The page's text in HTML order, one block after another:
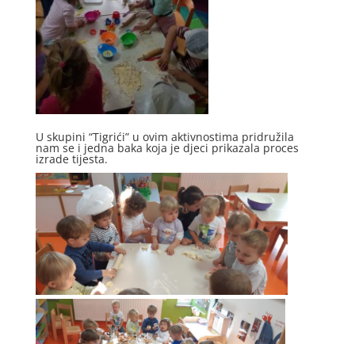
U skupini “Tigrići” u ovim aktivnostima pridružila
nam se i jedna baka koja je djeci prikazala proces
izrade tijesta.